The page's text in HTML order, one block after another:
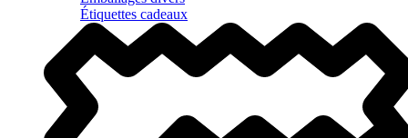
Étiquettes cadeaux